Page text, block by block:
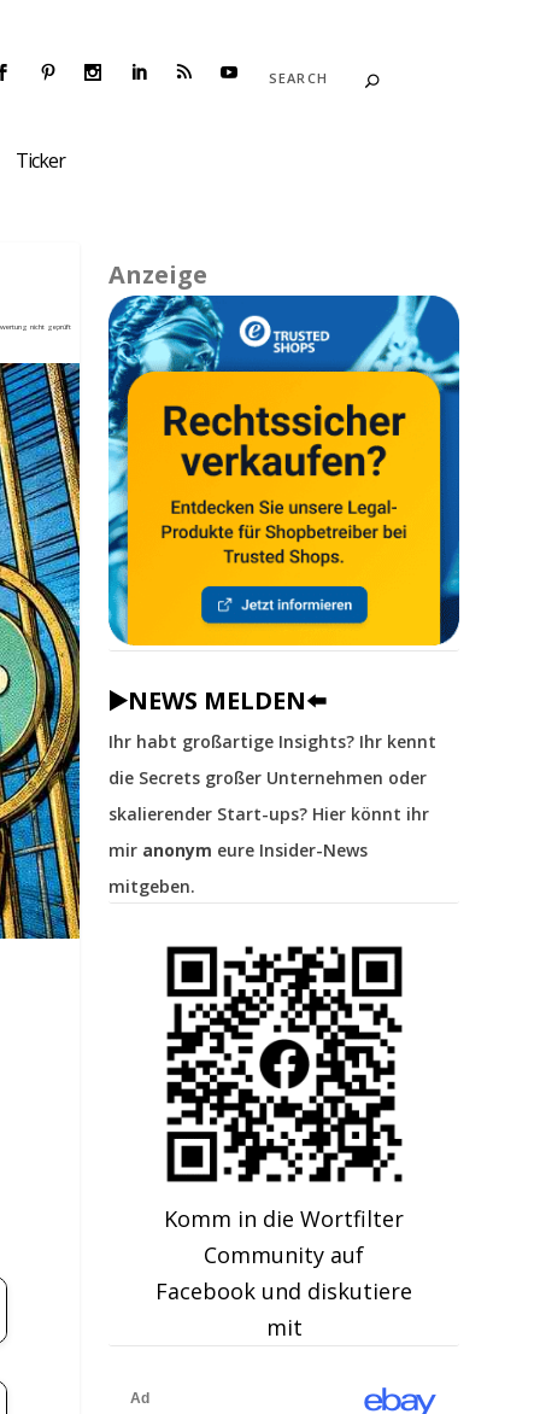
Ticker
Anzeige
▶️NEWS MELDEN⬅️
Ihr habt großartige Insights? Ihr kennt
die Secrets großer Unternehmen oder
skalierender Start-ups? Hier könnt ihr
mir anonym eure Insider-News
mitgeben.
Komm in die Wortfilter
Community auf
Facebook und diskutiere
mit